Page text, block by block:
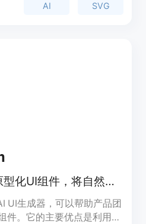
编码项目。
AI SVG
使用AI即时设计和原型化UI组件，将自然语言转化为可立即使用的React组件。
UI生成器，可以帮助产品团
件。它的主要优点是利用人